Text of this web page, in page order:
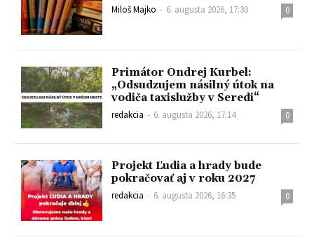
Miloš Majko - 6. augusta 2026, 17:30 0
Primátor Ondrej Kurbel:
„Odsudzujem násilný útok na
vodiča taxislužby v Seredi“
redakcia - 6. augusta 2026, 17:14 0
Projekt Ľudia a hrady bude
pokračovať aj v roku 2027
redakcia - 6. augusta 2026, 16:35 0